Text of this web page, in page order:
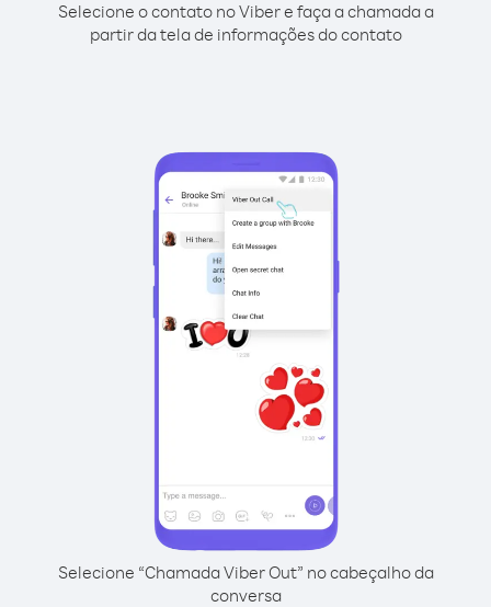
Selecione o contato no Viber e faça a chamada a
partir da tela de informações do contato
Selecione “Chamada Viber Out” no cabeçalho da
conversa